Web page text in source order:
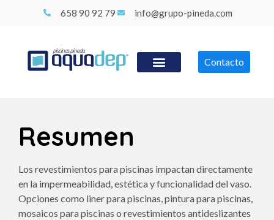
658 90 92 79 info@grupo-pineda.com
Contacto
Resumen
Los revestimientos para piscinas impactan directamente
en la impermeabilidad, estética y funcionalidad del vaso.
Opciones como liner para piscinas, pintura para piscinas,
mosaicos para piscinas o revestimientos antideslizantes